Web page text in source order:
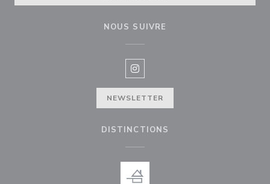
NOUS SUIVRE
Instagram ((ouvre une nouvelle
NEWSLETTER
DISTINCTIONS